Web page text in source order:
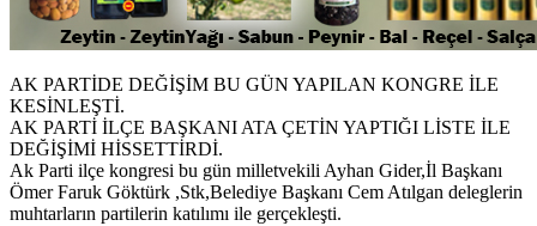
AK PARTİDE DEĞİŞİM BU GÜN YAPILAN KONGRE İLE
KESİNLEŞTİ.
AK PARTİ İLÇE BAŞKANI ATA ÇETİN YAPTIĞI LİSTE İLE
DEĞİŞİMİ HİSSETTİRDİ.
Ak Parti ilçe kongresi bu gün milletvekili Ayhan Gider,İl Başkanı
Ömer Faruk Göktürk ,Stk,Belediye Başkanı Cem Atılgan deleglerin
muhtarların partilerin katılımı ile gerçekleşti.